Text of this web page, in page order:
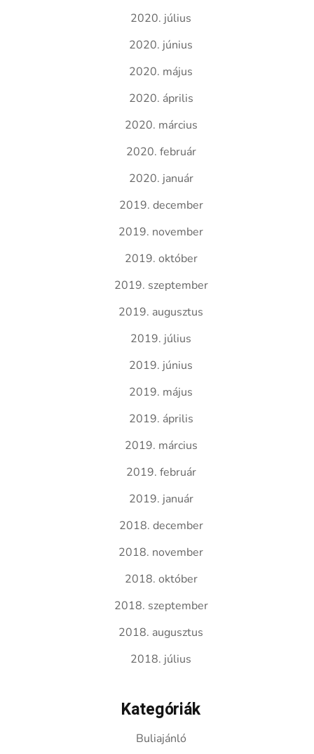
2020. július
2020. június
2020. május
2020. április
2020. március
2020. február
2020. január
2019. december
2019. november
2019. október
2019. szeptember
2019. augusztus
2019. július
2019. június
2019. május
2019. április
2019. március
2019. február
2019. január
2018. december
2018. november
2018. október
2018. szeptember
2018. augusztus
2018. július
Kategóriák
Buliajánló